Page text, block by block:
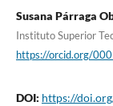
Susana Párraga
Instituto Superior
https://orcid.org/
DOI: https://